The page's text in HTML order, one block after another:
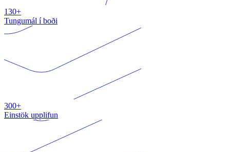
130+
Tungumál í boði
300+
Einstök upplifun